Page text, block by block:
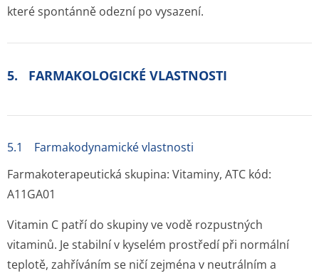
které spontánně odezní po vysazení.
5. FARMAKOLOGICKÉ VLASTNOSTI
5.1 Farmakodynamické vlastnosti
Farmakoterapeutická skupina: Vitaminy, ATC kód:
A11GA01
Vitamin C patří do skupiny ve vodě rozpustných
vitaminů. Je stabilní v kyselém prostředí při normální
teplotě, zahříváním se ničí zejména v neutrálním a